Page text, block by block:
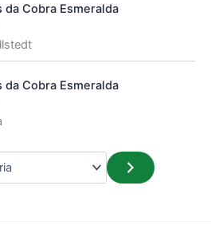
da Cobra Esmeralda
da Cobra Esmeralda